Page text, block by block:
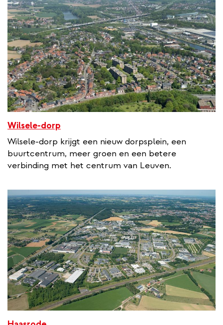
Wilsele-dorp
Wilsele-dorp krijgt een nieuw dorpsplein, een
buurtcentrum, meer groen en een betere
verbinding met het centrum van Leuven.